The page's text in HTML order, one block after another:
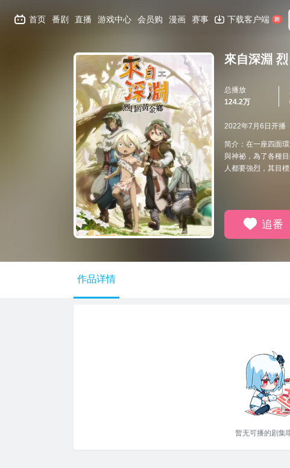
首页 番剧 直播 游戏中心 会员购 漫画 赛事 下载客户端
來自深淵
总播放
124.2万
2022年7月6日开播
简介：在一座四面
與神祕，為了各種
人都要強烈，其目
追番
作品详情
暂无可播的剧集